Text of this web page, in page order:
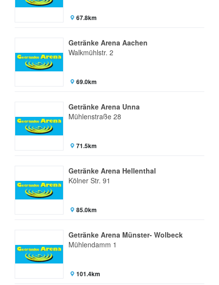
67.8km
Getränke Arena Aachen
Walkmühlstr. 2
69.0km
Getränke Arena Unna
Mühlenstraße 28
71.5km
Getränke Arena Hellenthal
Kölner Str. 91
85.0km
Getränke Arena Münster- Wolbeck
Mühlendamm 1
101.4km